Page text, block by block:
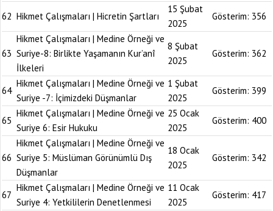
62 Hikmet Çalışmaları | Hicretin Şartları
15 Şubat
2025
Gösterim: 356
63
Hikmet Çalışmaları | Medine Örneği ve
Suriye-8: Birlikte Yaşamanın Kur’anî
İlkeleri
8 Şubat
2025
Gösterim: 362
64
Hikmet Çalışmaları | Medine Örneği ve
Suriye -7: İçimizdeki Düşmanlar
1 Şubat
2025
Gösterim: 399
65
Hikmet Çalışmaları | Medine Örneği ve
Suriye 6: Esir Hukuku
25 Ocak
2025
Gösterim: 400
66
Hikmet Çalışmaları | Medine Örneği ve
Suriye 5: Müslüman Görünümlü Dış
Düşmanlar
18 Ocak
2025
Gösterim: 342
67
Hikmet Çalışmaları | Medine Örneği ve
Suriye 4: Yetkililerin Denetlenmesi
11 Ocak
2025
Gösterim: 417